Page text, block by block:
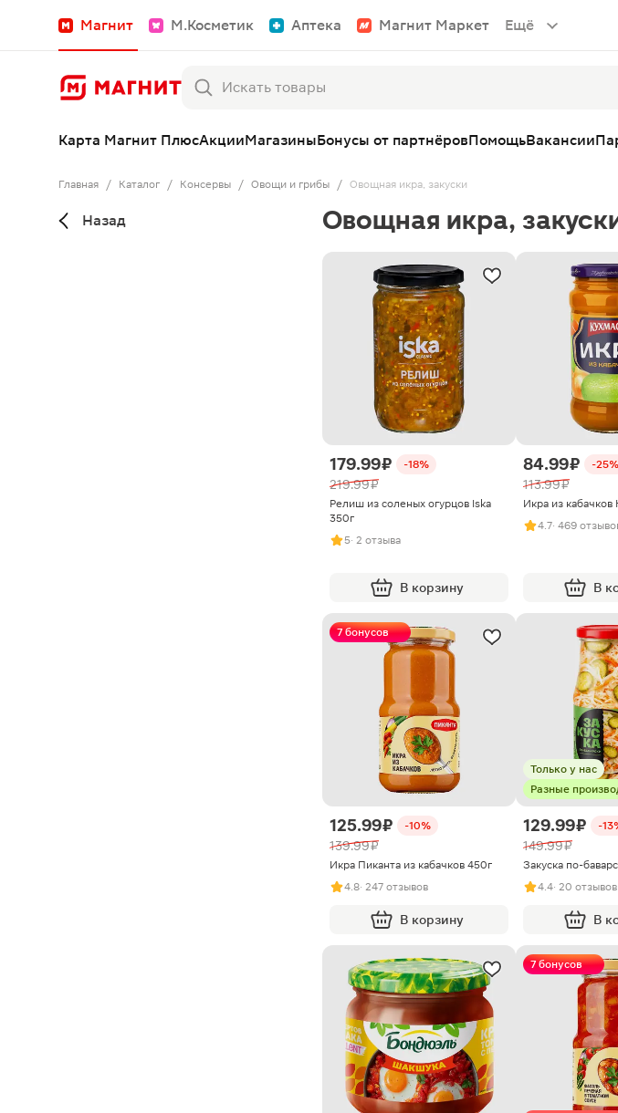
Магнит М.Косметик Аптека Магнит Маркет Ещё
Карта Магнит ПлюсАкцииМагазиныБонусы от партнёровПомощьВакансии
Главная / Каталог / Консервы / Овощи и грибы / Овощная икра, закуски
Назад Овощная икра,
179.99 ₽ -18%
219.99 ₽
Релиш из соленых огурцов Iska
350г
5· 2 отзыва
В корзину
84.99 ₽ -25%
113.99 ₽
Икра из кабачков
4.7· 469
В
7 бонусов
125.99 ₽ -10%
139.99 ₽
Икра Пиканта из кабачков 450г
4.8· 247 отзывов
В корзину
Только у нас
Разные
129.99 ₽ -
149.99 ₽
Закуска по-
4.4· 20 отзывов
В
7 бонусов